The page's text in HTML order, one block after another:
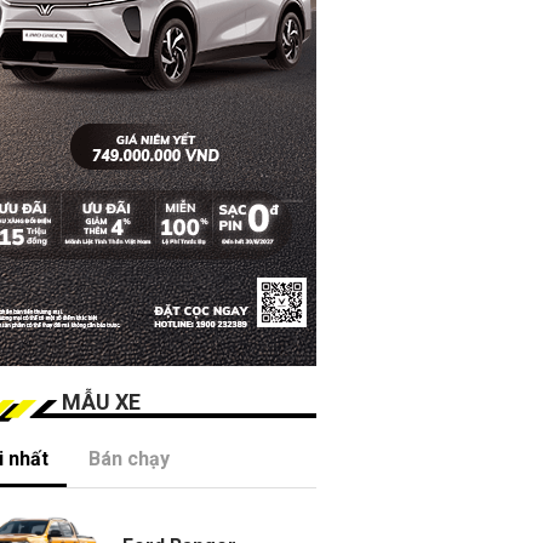
MẪU XE
nhất Bán chạy